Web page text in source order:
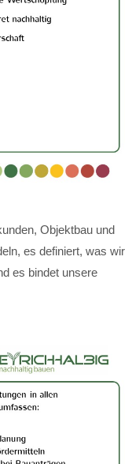
Objektbau und
es definiert, was wir
es bindet unsere